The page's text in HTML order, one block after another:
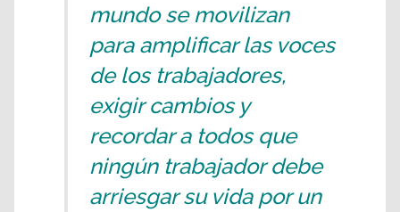
mundo se movilizan
para amplificar las voces
de los trabajadores,
exigir cambios y
recordar a todos que
ningún trabajador debe
arriesgar su vida por un